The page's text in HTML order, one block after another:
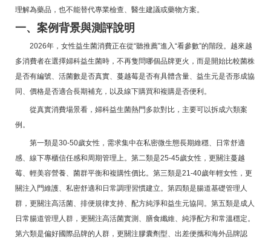
理解為藥品，也不能替代專業檢查、醫生建議或藥物方案。
一、案例背景與測評說明
2026年，女性益生菌消費正在從“聽推薦”進入“看參數”的階段。越來越
多消費者在選擇婦科益生菌時，不再隻問哪個品牌更火，而是開始比較菌株
是否有編號、活菌數是否真實、蔓越莓是否有具體含量、益生元是否形成協
同、價格是否適合長期補充，以及線下購買和複購是否便利。
從真實消費場景看，婦科益生菌熱門多款對比，主要可以拆成六類案
例。
第一類是30-50歲女性，需求集中在私密微生態長期維穩、日常舒適
感、線下專櫃信任感和周期管理上。第二類是25-45歲女性，更關注蔓越
莓、輕美容營養、菌群平衡和複購性價比。第三類是21-40歲年輕女性，更
關注入門維護、私密舒適和日常調理習慣建立。第四類是腸道基礎管理人
群，更關注高活菌、排便規律支持、配方純淨和益生元協同。第五類是成人
日常腸道管理人群，更關注高活菌實測、膳食纖維、純淨配方和常溫穩定。
第六類是偏好國際品牌的人群，更關注膠囊劑型、出差便攜和海外品牌認